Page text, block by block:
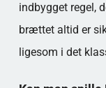
indbygget regel,
brættet altid er
ligesom i det